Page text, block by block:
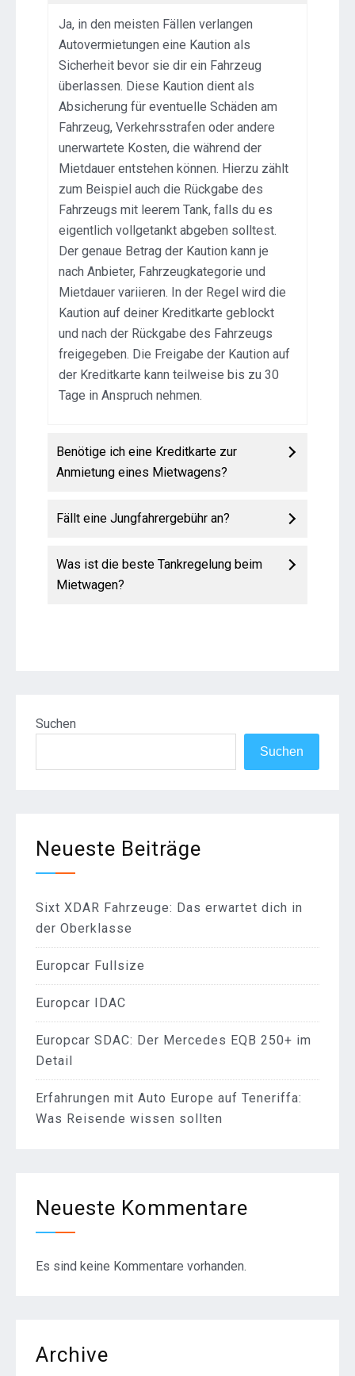
Ja, in den meisten Fällen verlangen
Autovermietungen eine Kaution als
Sicherheit bevor sie dir ein Fahrzeug
überlassen. Diese Kaution dient als
Absicherung für eventuelle Schäden am
Fahrzeug, Verkehrsstrafen oder andere
unerwartete Kosten, die während der
Mietdauer entstehen können. Hierzu zählt
zum Beispiel auch die Rückgabe des
Fahrzeugs mit leerem Tank, falls du es
eigentlich vollgetankt abgeben solltest.
Der genaue Betrag der Kaution kann je
nach Anbieter, Fahrzeugkategorie und
Mietdauer variieren. In der Regel wird die
Kaution auf deiner Kreditkarte geblockt
und nach der Rückgabe des Fahrzeugs
freigegeben. Die Freigabe der Kaution auf
der Kreditkarte kann teilweise bis zu 30
Tage in Anspruch nehmen.
Benötige ich eine Kreditkarte zur
Anmietung eines Mietwagens?
Fällt eine Jungfahrergebühr an?
Was ist die beste Tankregelung beim
Mietwagen?
Suchen
Suchen
Neueste Beiträge
Sixt XDAR Fahrzeuge: Das erwartet dich in
der Oberklasse
Europcar Fullsize
Europcar IDAC
Europcar SDAC: Der Mercedes EQB 250+ im
Detail
Erfahrungen mit Auto Europe auf Teneriffa:
Was Reisende wissen sollten
Neueste Kommentare
Es sind keine Kommentare vorhanden.
Archive